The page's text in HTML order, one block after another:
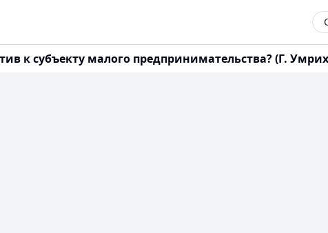
к субъекту малого предпринимательства? (Г.